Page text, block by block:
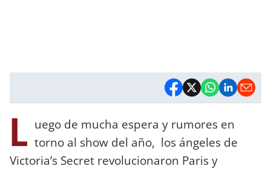
L uego de mucha espera y rumores en
torno al show del año, los ángeles de
Victoria’s Secret revolucionaron Paris y